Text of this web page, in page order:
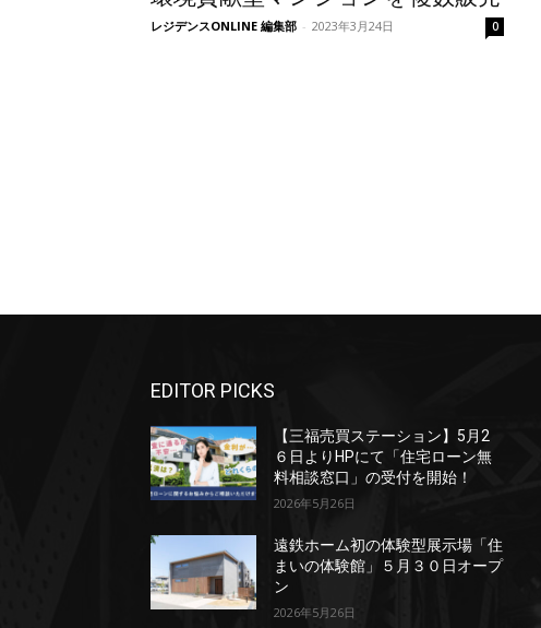
レジデンスONLINE 編集部 - 2023年3月24日 0
EDITOR PICKS
【三福売買ステーション】5月2
６日よりHPにて「住宅ローン無
料相談窓口」の受付を開始！
2026年5月26日
遠鉄ホーム初の体験型展示場「住
まいの体験館」５月３０日オープ
ン
2026年5月26日